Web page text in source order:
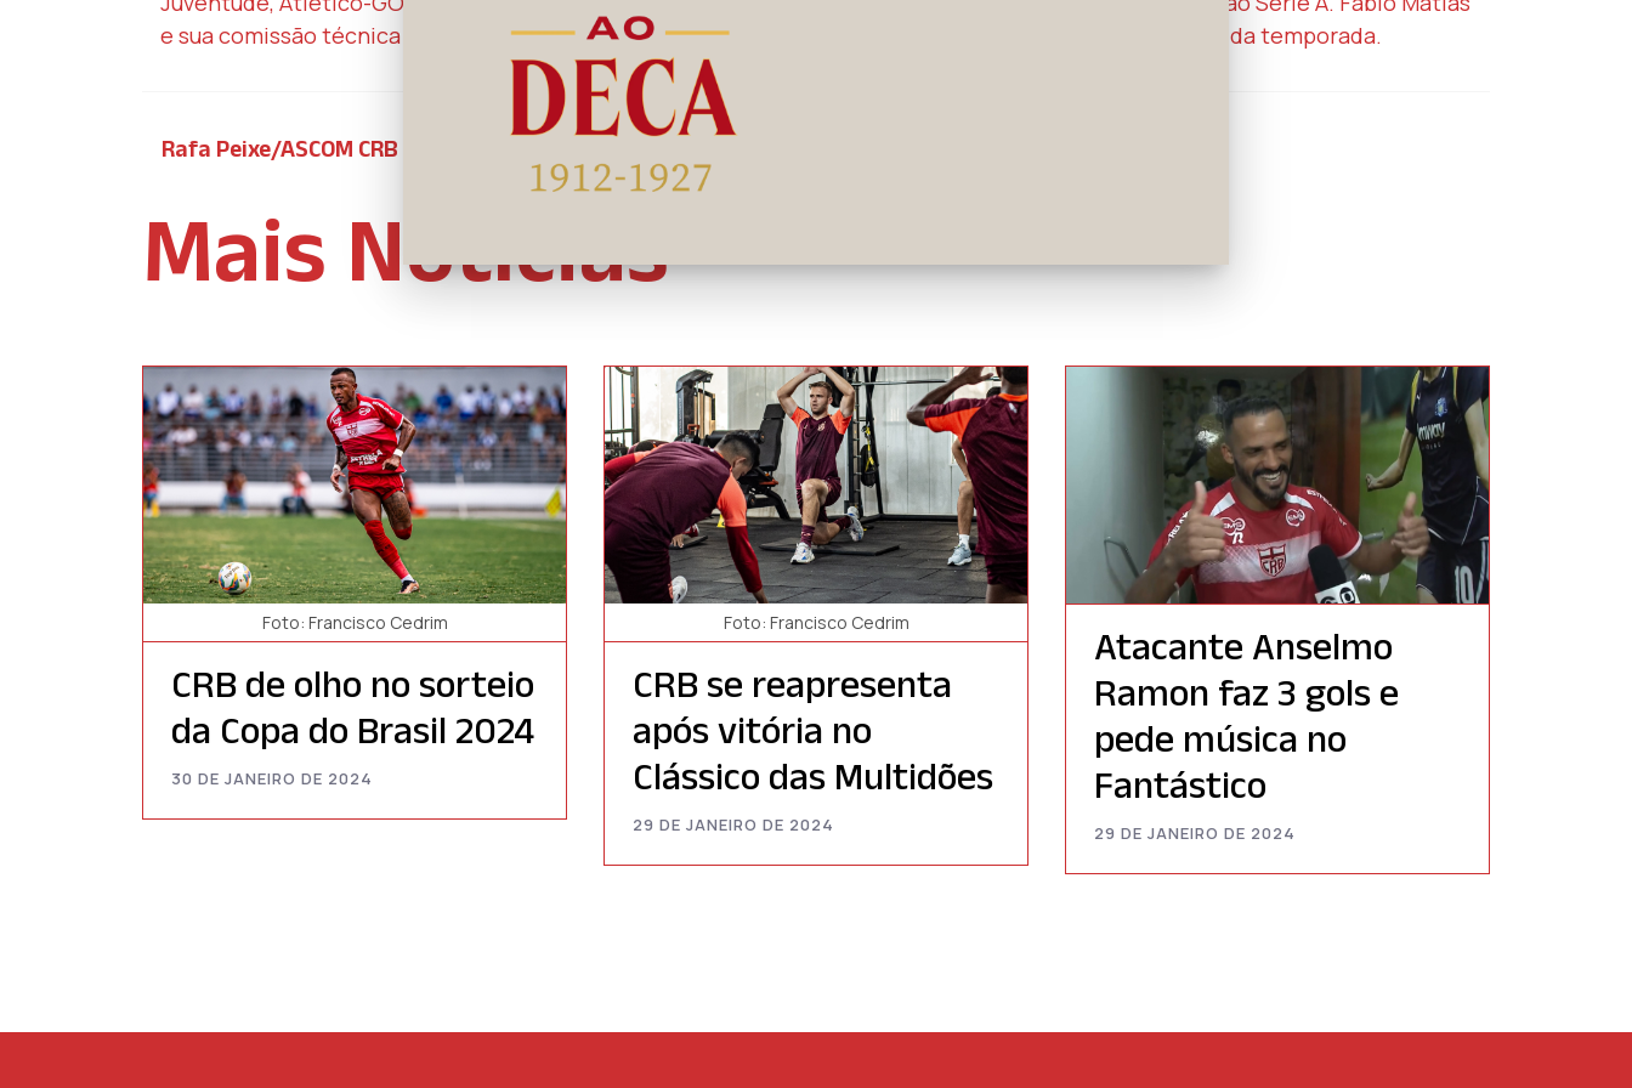
e sua comissão técnica chegam ao Galo de Campina de imediato para comandar a equipe na sequência da temporada.
Rafa Peixe/ASCOM CRB
Mais Notícias
Foto: Francisco Cedrim
CRB de olho no sorteio
da Copa do Brasil 2024
30 DE JANEIRO DE 2024
Foto: Francisco Cedrim
CRB se reapresenta
após vitória no
Clássico das Multidões
29 DE JANEIRO DE 2024
Atacante Anselmo
Ramon faz 3 gols e
pede música no
Fantástico
29 DE JANEIRO DE 2024